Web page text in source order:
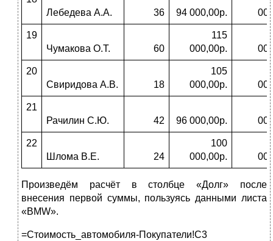
Лебедева А.А.
36 94 000,00р.
19
Чумакова О.Т.
60
115
000,00р.
20
Свиридова А.В.
18
105
000,00р.
21
Рачилин С.Ю.
42 96 000,00р.
22
Шлома В.Е.
24
100
000,00р.
Произведём расчёт в столбце «Долг» после
внесения первой суммы, пользуясь данными листа
«BMW».
=Стоимость_автомобиля-Покупатели!C3